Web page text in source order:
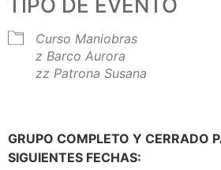
TIPO DE EVENTO
Curso Maniobras
z Barco Aurora
zz Patrona Susana
GRUPO COMPLETO Y CERRADO
SIGUIENTES FECHAS: